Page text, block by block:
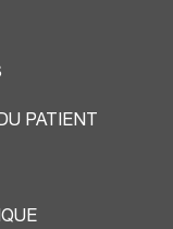
PATIENT